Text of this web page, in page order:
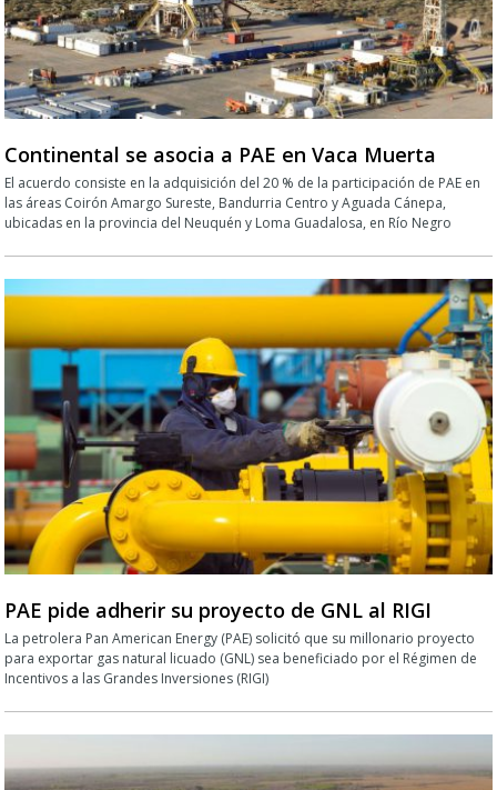
Continental se asocia a PAE en Vaca Muerta
El acuerdo consiste en la adquisición del 20 % de la participación de PAE en
las áreas Coirón Amargo Sureste, Bandurria Centro y Aguada Cánepa,
ubicadas en la provincia del Neuquén y Loma Guadalosa, en Río Negro
PAE pide adherir su proyecto de GNL al RIGI
La petrolera Pan American Energy (PAE) solicitó que su millonario proyecto
para exportar gas natural licuado (GNL) sea beneficiado por el Régimen de
Incentivos a las Grandes Inversiones (RIGI)